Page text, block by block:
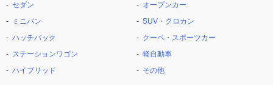
セダン
ミニバン
ハッチバック
ステーションワゴン
ハイブリッド
オープンカー
SUV・クロカン
クーペ・スポーツカー
軽自動車
その他